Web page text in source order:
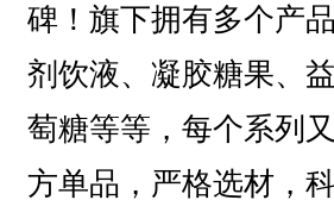
碑！旗下拥有多个产
剂饮液、凝胶糖果、
萄糖等等，每个系列
方单品，严格选材，